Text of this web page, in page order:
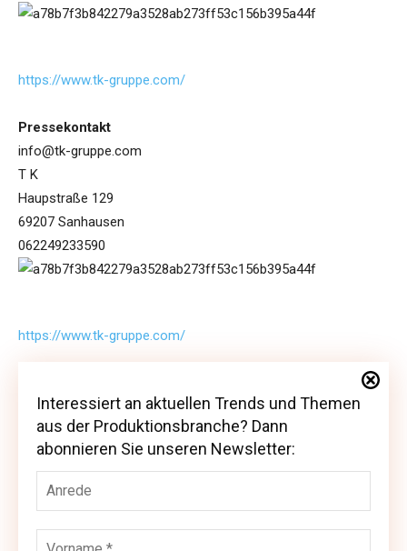
https://www.tk-gruppe.com/
Pressekontakt
info@tk-gruppe.com
T K
Haupstraße 129
69207 Sanhausen
062249233590
https://www.tk-gruppe.com/
Interessiert an aktuellen Trends und Themen
aus der Produktionsbranche? Dann abonnieren
Sie unseren Newsletter:
Interessiert an aktuellen Trends und Themen
aus der Produktionsbranche? Dann
abonnieren Sie unseren Newsletter: